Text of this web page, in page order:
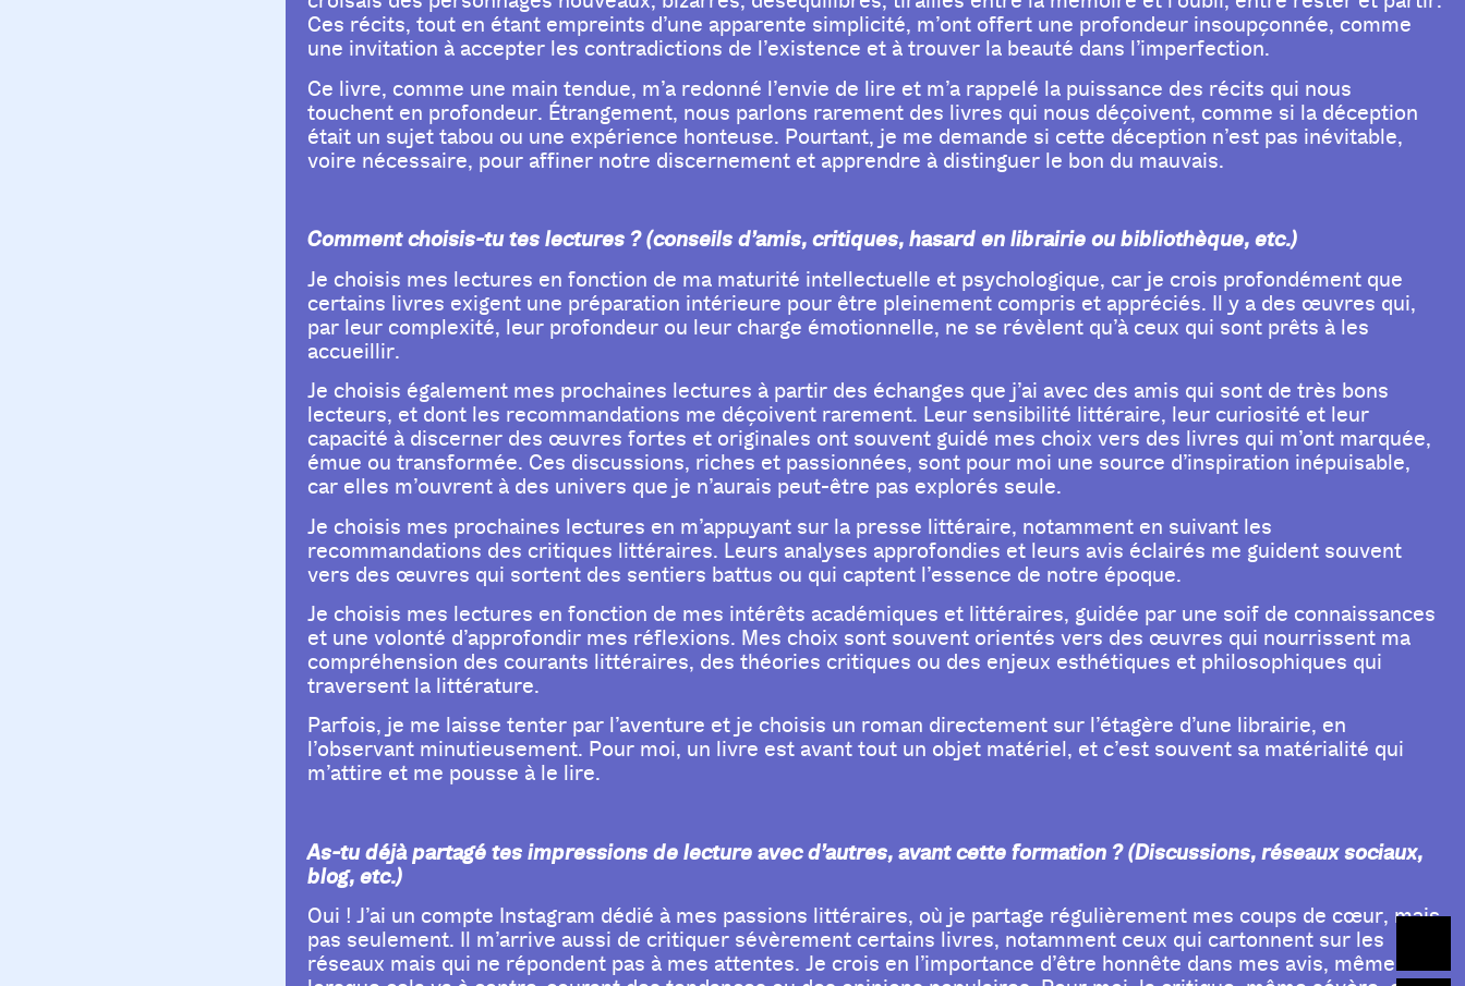
Ces récits, tout en étant empreints d’une apparente simplicité, m’ont offert une profondeur insoupçonnée, comme
une invitation à accepter les contradictions de l’existence et à trouver la beauté dans l’imperfection.
Ce livre, comme une main tendue, m’a redonné l’envie de lire et m’a rappelé la puissance des récits qui nous
touchent en profondeur. Étrangement, nous parlons rarement des livres qui nous déçoivent, comme si la déception
était un sujet tabou ou une expérience honteuse. Pourtant, je me demande si cette déception n’est pas inévitable,
voire nécessaire, pour affiner notre discernement et apprendre à distinguer le bon du mauvais.
Comment choisis-tu tes lectures ? (conseils d’amis, critiques, hasard en librairie ou bibliothèque, etc.)
Je choisis mes lectures en fonction de ma maturité intellectuelle et psychologique, car je crois profondément que
certains livres exigent une préparation intérieure pour être pleinement compris et appréciés. Il y a des œuvres qui,
par leur complexité, leur profondeur ou leur charge émotionnelle, ne se révèlent qu’à ceux qui sont prêts à les
accueillir.
Je choisis également mes prochaines lectures à partir des échanges que j’ai avec des amis qui sont de très bons
lecteurs, et dont les recommandations me déçoivent rarement. Leur sensibilité littéraire, leur curiosité et leur
capacité à discerner des œuvres fortes et originales ont souvent guidé mes choix vers des livres qui m’ont marquée,
émue ou transformée. Ces discussions, riches et passionnées, sont pour moi une source d’inspiration inépuisable,
car elles m’ouvrent à des univers que je n’aurais peut-être pas explorés seule.
Je choisis mes prochaines lectures en m’appuyant sur la presse littéraire, notamment en suivant les
recommandations des critiques littéraires. Leurs analyses approfondies et leurs avis éclairés me guident souvent
vers des œuvres qui sortent des sentiers battus ou qui captent l’essence de notre époque.
Je choisis mes lectures en fonction de mes intérêts académiques et littéraires, guidée par une soif de connaissances
et une volonté d’approfondir mes réflexions. Mes choix sont souvent orientés vers des œuvres qui nourrissent ma
compréhension des courants littéraires, des théories critiques ou des enjeux esthétiques et philosophiques qui
traversent la littérature.
Parfois, je me laisse tenter par l’aventure et je choisis un roman directement sur l’étagère d’une librairie, en
l’observant minutieusement. Pour moi, un livre est avant tout un objet matériel, et c’est souvent sa matérialité qui
m’attire et me pousse à le lire.
As-tu déjà partagé tes impressions de lecture avec d’autres, avant cette formation ? (Discussions, réseaux sociaux,
blog, etc.)
Oui ! J’ai un compte Instagram dédié à mes passions littéraires, où je partage régulièrement mes coups de cœur, mais
pas seulement. Il m’arrive aussi de critiquer sévèrement certains livres, notamment ceux qui cartonnent sur les
réseaux mais qui ne répondent pas à mes attentes. Je crois en l’importance d’être honnête dans mes avis, même